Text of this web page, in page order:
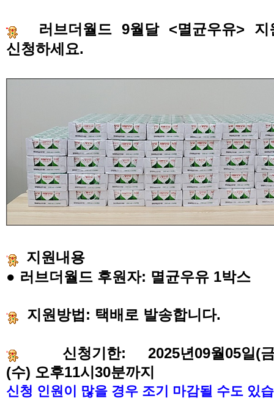
러브더월드9월달<멸균우유> 지
신청하세요.
지원내용
● 러브더월드 후원자: 멸균우유 1박스
지원방법 : 택배로 발송합니다.
신청기한: 2025년09월05일(
(수) 오후11시 30분까지
신청 인원이 많을 경우 조기 마감될 수도 있